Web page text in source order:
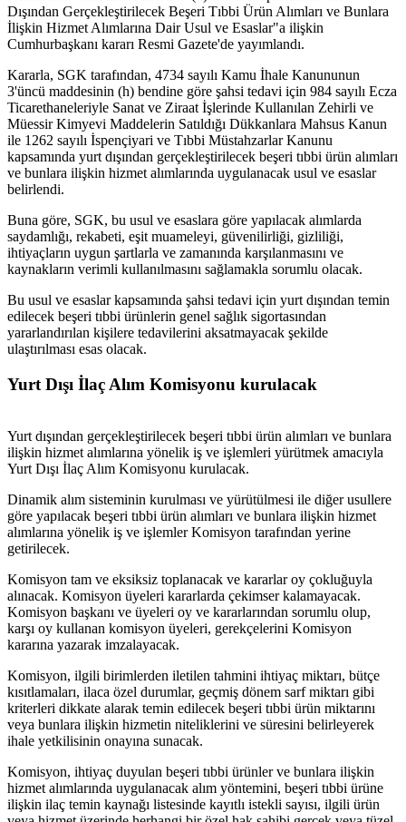
Dışından Gerçekleştirilecek Beşeri Tıbbi Ürün Alımları ve Bunlara
İlişkin Hizmet Alımlarına Dair Usul ve Esaslar"a ilişkin
Cumhurbaşkanı kararı Resmi Gazete'de yayımlandı.
Kararla, SGK tarafından, 4734 sayılı Kamu İhale Kanununun
3'üncü maddesinin (h) bendine göre şahsi tedavi için 984 sayılı Ecza
Ticarethaneleriyle Sanat ve Ziraat İşlerinde Kullanılan Zehirli ve
Müessir Kimyevi Maddelerin Satıldığı Dükkanlara Mahsus Kanun
ile 1262 sayılı İspençiyari ve Tıbbi Müstahzarlar Kanunu
kapsamında yurt dışından gerçekleştirilecek beşeri tıbbi ürün alımları
ve bunlara ilişkin hizmet alımlarında uygulanacak usul ve esaslar
belirlendi.
Buna göre, SGK, bu usul ve esaslara göre yapılacak alımlarda
saydamlığı, rekabeti, eşit muameleyi, güvenilirliği, gizliliği,
ihtiyaçların uygun şartlarla ve zamanında karşılanmasını ve
kaynakların verimli kullanılmasını sağlamakla sorumlu olacak.
Bu usul ve esaslar kapsamında şahsi tedavi için yurt dışından temin
edilecek beşeri tıbbi ürünlerin genel sağlık sigortasından
yararlandırılan kişilere tedavilerini aksatmayacak şekilde
ulaştırılması esas olacak.
Yurt Dışı İlaç Alım Komisyonu kurulacak
Yurt dışından gerçekleştirilecek beşeri tıbbi ürün alımları ve bunlara
ilişkin hizmet alımlarına yönelik iş ve işlemleri yürütmek amacıyla
Yurt Dışı İlaç Alım Komisyonu kurulacak.
Dinamik alım sisteminin kurulması ve yürütülmesi ile diğer usullere
göre yapılacak beşeri tıbbi ürün alımları ve bunlara ilişkin hizmet
alımlarına yönelik iş ve işlemler Komisyon tarafından yerine
getirilecek.
Komisyon tam ve eksiksiz toplanacak ve kararlar oy çokluğuyla
alınacak. Komisyon üyeleri kararlarda çekimser kalamayacak.
Komisyon başkanı ve üyeleri oy ve kararlarından sorumlu olup,
karşı oy kullanan komisyon üyeleri, gerekçelerini Komisyon
kararına yazarak imzalayacak.
Komisyon, ilgili birimlerden iletilen tahmini ihtiyaç miktarı, bütçe
kısıtlamaları, ilaca özel durumlar, geçmiş dönem sarf miktarı gibi
kriterleri dikkate alarak temin edilecek beşeri tıbbi ürün miktarını
veya bunlara ilişkin hizmetin niteliklerini ve süresini belirleyerek
ihale yetkilisinin onayına sunacak.
Komisyon, ihtiyaç duyulan beşeri tıbbi ürünler ve bunlara ilişkin
hizmet alımlarında uygulanacak alım yöntemini, beşeri tıbbi ürüne
ilişkin ilaç temin kaynağı listesinde kayıtlı istekli sayısı, ilgili ürün